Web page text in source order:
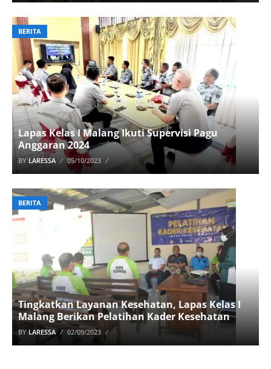
BERITA
Lapas Kelas I Malang Ikuti Supervisi Pagu
Anggaran 2024
BY LARESSA 05/10/2023
BERITA
Tingkatkan Layanan Kesehatan, Lapas Kelas I
Malang Berikan Pelatihan Kader Kesehatan
BY LARESSA 02/09/2023